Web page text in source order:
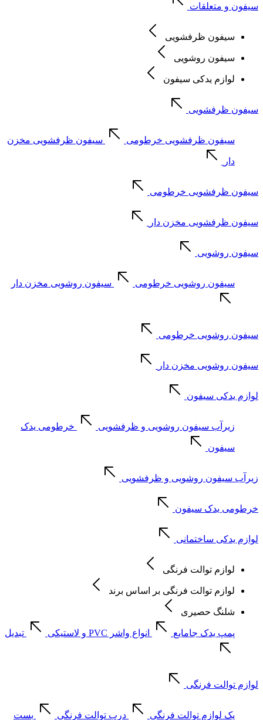
سیفون و متعلقات
سیفون ظرفشویی
سیفون روشویی
لوازم یدکی سیفون
سیفون ظرفشویی
سیفون ظرفشویی خرطومی سیفون ظرفشویی مخزن
دار
سیفون ظرفشویی خرطومی
سیفون ظرفشویی مخزن دار
سیفون روشویی
سیفون روشویی خرطومی سیفون روشویی مخزن دار
سیفون روشویی خرطومی
سیفون روشویی مخزن دار
لوازم یدکی سیفون
زیرآب سیفون روشویی و ظرفشویی خرطومی یدک
سیفون
زیرآب سیفون روشویی و ظرفشویی
خرطومی یدک سیفون
لوازم یدکی ساختمانی
لوازم توالت فرنگی
لوازم توالت فرنگی بر اساس برند
شلنگ حصیری
پمپ یدک جامایع انواع واشر PVC و لاستیکی تبدیل
لوازم توالت فرنگی
پک لوازم توالت فرنگی درب توالت فرنگی بست